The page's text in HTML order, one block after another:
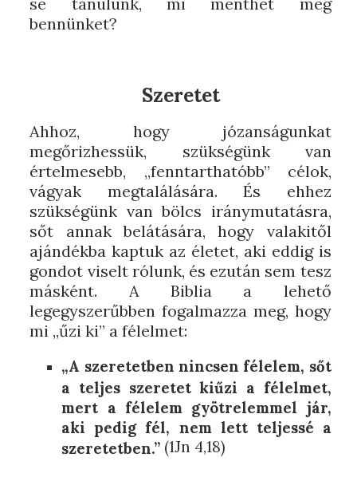
bennünket?
Szeretet
Ahhoz, hogy józanságunkat
megőrizhessük, szükségünk van
értelmesebb, „fenntarthatóbb” célok,
vágyak megtalálására. És ehhez
szükségünk van bölcs iránymutatásra,
sőt annak belátására, hogy valakitől
ajándékba kaptuk az életet, aki eddig is
gondot viselt rólunk, és ezután sem tesz
másként. A Biblia a lehető
legegyszerűbben fogalmazza meg, hogy
mi „űzi ki” a félelmet:
„A szeretetben nincsen félelem, sőt
a teljes szeretet kiűzi a félelmet,
mert a félelem gyötrelemmel jár,
aki pedig fél, nem lett teljessé a
szeretetben.” (1Jn 4,18)